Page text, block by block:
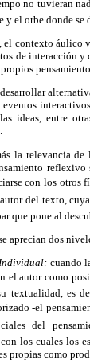
no tuvieran
y el orbe donde
el contexto áulico
de interacción y
eventos
ideas, entre
la relevancia
reflexivo
con los otros
del texto,
que pone al
aprecian dos
cuando
el autor como
textualidad , es
-el
del
los cuales los
propias como